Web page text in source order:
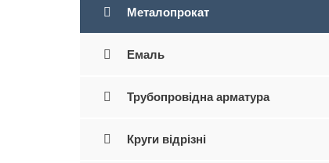
Металопрокат
Емаль
Трубопровідна арматура
Круги відрізні